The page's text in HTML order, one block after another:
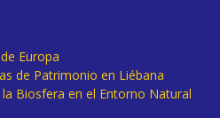
Europa
de Patrimonio en Liébana
Biosfera en el Entorno Natural